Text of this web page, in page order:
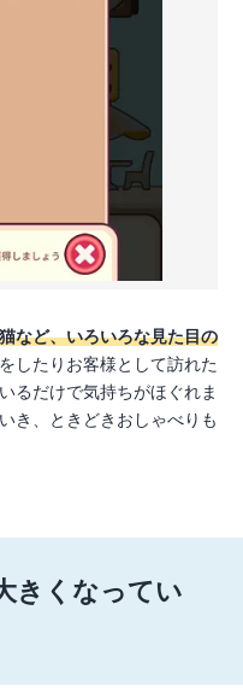
など、いろいろな見た目の
したりお客様として訪れた
るだけで気持ちがほぐれま
き、ときどきおしゃべりも
きくなってい